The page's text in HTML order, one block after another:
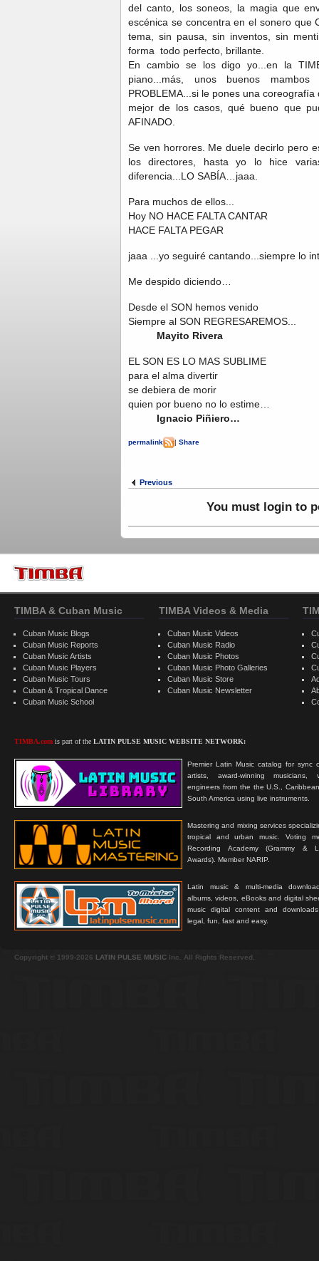
del canto, los soneos, la magia que
escénica se concentra en el sonero que
tema, sin pausa, sin inventos, sin
forma todo perfecto, brillante.
En cambio se los digo yo...en la
piano...más, unos buenos mambos
PROBLEMA...si le pones una
mejor de los casos, qué bueno que
AFINADO.
Se ven horrores. Me duele decirlo pero
los directores, hasta yo lo hice
diferencia...LO SABÍA…jaaa.
Para muchos de ellos...
Hoy NO HACE FALTA CANTAR
HACE FALTA PEGAR
jaaa ...yo seguiré cantando...siempre lo
Me despido diciendo…
Desde el SON hemos venido
Siempre al SON REGRESAREMOS...
Mayito Rivera
EL SON ES LO MAS SUBLIME
para el alma divertir
se debiera de morir
quien por bueno no lo estime…
Ignacio Piñiero…
permalink | Share
Previous
You must login to
TIMBA & Cuban Music
Cuban Music Blogs
Cuban Music Reports
Cuban Music Artists
Cuban Music Players
Cuban Music Tours
Cuban & Tropical Dance
Cuban Music School
TIMBA.com is part of the LATIN PULSE MUSIC WEBSITE NETWORK:
Premier Latin Music catalog for sync
artists, award-winning musicians,
engineers from the the U.S.,
South America using live instruments.
Mastering and mixing services
tropical and urban music. Voting
Recording Academy (Grammy &
Awards). Member NARIP.
Latin music & multi-media
albums, videos, eBooks and digital
music digital content and
legal, fun, fast and easy.
TIMBA Videos & Media
Cuban Music Videos
Cuban Music Radio
Cuban Music Photos
Cuban Music Photo Galleries
Cuban Music Store
Cuban Music Newsletter
Copyright © 1999-2026 LATIN PULSE MUSIC Inc. All Rights Reserved.